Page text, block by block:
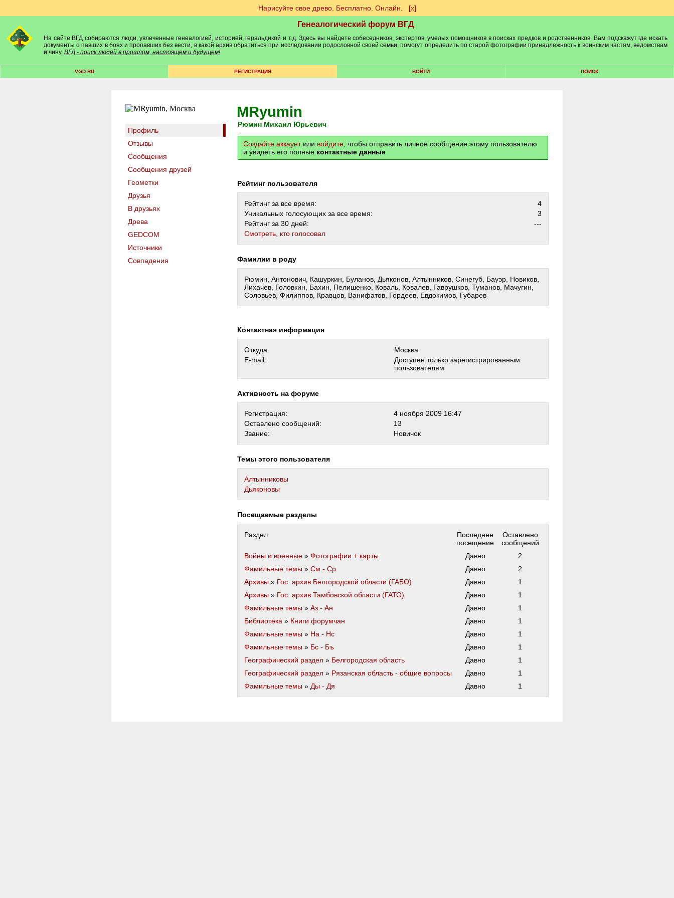
Нарисуйте свое древо. Бесплатно. Онлайн. [х]
Генеалогический форум ВГД
На сайте ВГД собираются люди, увлеченные генеалогией, историей, геральдикой и т.д. Здесь вы найдете собеседников, экспертов, умелых помощников в поисках предков и родственников. Вам подскажут где искать
документы о павших в боях и пропавших без вести, в какой архив обратиться при исследовании родословной своей семьи, помогут определить по старой фотографии принадлежность к воинским частям, ведомствам
и чину. ВГД - поиск людей в прошлом, настоящем и будущем!
VGD.RU РЕГИСТРАЦИЯ ВОЙТИ ПОИСК
Профиль
Отзывы
Сообщения
Сообщения друзей
Геометки
Друзья
В друзьях
Древа
GEDCOM
Источники
Совпадения
MRyumin
Рюмин Михаил Юрьевич
Создайте аккаунтили войдите , чтобы отправить личное сообщение этому пользователю
и увидеть его полные контактные данные
Рейтинг пользователя
Рейтинг за все время:
4
Уникальных голосующих за все время:
3
Рейтинг за 30 дней:
---
Cмотреть, кто голосовал
Фамилии в роду
Рюмин, Антонович, Кашуркин, Буланов, Дьяконов, Алтынников, Синегуб, Бауэр, Новиков,
Лихачев, Головкин, Бахин, Пелишенко, Коваль, Ковалев, Гаврушков, Туманов, Мачугин,
Соловьев, Филиппов, Кравцов, Ванифатов, Гордеев, Евдокимов, Губарев
Контактная информация
Откуда:
Москва
E-mail:
Доступен только зарегистрированным
пользователям
Активность на форуме
Регистрация:
4 ноября 2009 16:47
Оставлено сообщений:
13
Звание:
Новичок
Темы этого пользователя
Алтынниковы
Дьяконовы
Посещаемые разделы
Раздел
Последнее
посещение
Оставлено
сообщений
Войны и военные » Фотографии + карты Давно
2
Фамильные темы » См - Ср Давно
2
Архивы » Гос. архив Белгородской области (ГАБО) Давно
1
Архивы » Гос. архив Тамбовской области (ГАТО) Давно
1
Фамильные темы » Аз - Ан Давно
1
Библиотека » Книги форумчан Давно
1
Фамильные темы » На - Нс Давно
1
Фамильные темы » Бс - Бъ Давно
1
Географический раздел » Белгородская область Давно
1
Географический раздел » Рязанская область - общие вопросы Давно
1
Фамильные темы » Ды - Дя Давно 1